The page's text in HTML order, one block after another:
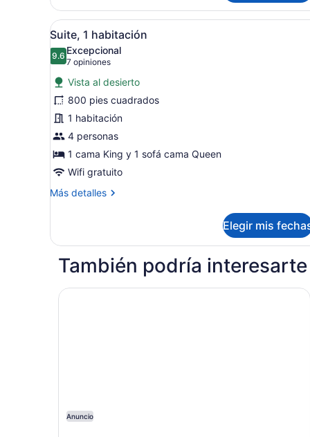
Bedroom
Suite
Abrir
todas
las
fotos
de
Suite,
1
habitación
Una cocina moderna con
12
Suite, 1 habitación
9.69.6 de 10
Excepcional
7 opiniones
(7
opiniones)
Vista al desierto
800 pies cuadrados
1 habitación
4 personas
1 cama King y 1 sofá cama Queen
Wifi gratuito
Más detalles
Más
1
Elegir mis
También podría interesarte
Anuncio
Collection O Las Vegas